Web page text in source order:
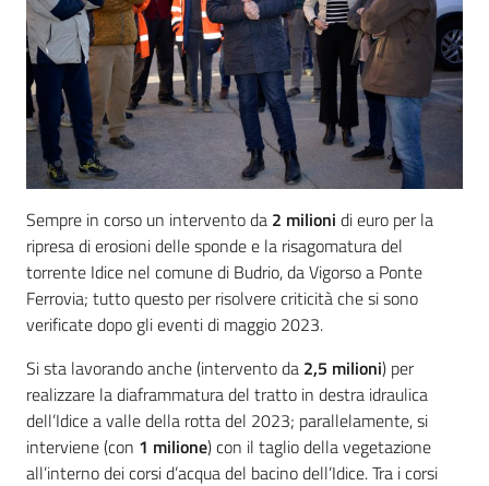
Sempre in corso un intervento da 2 milioni di euro per la
ripresa di erosioni delle sponde e la risagomatura del
torrente Idice nel comune di Budrio, da Vigorso a Ponte
Ferrovia; tutto questo per risolvere criticità che si sono
verificate dopo gli eventi di maggio 2023.
Si sta lavorando anche (intervento da 2,5 milioni) per
realizzare la diaframmatura del tratto in destra idraulica
dell’Idice a valle della rotta del 2023; parallelamente, si
interviene (con 1 milione) con il taglio della vegetazione
all’interno dei corsi d’acqua del bacino dell’Idice. Tra i corsi